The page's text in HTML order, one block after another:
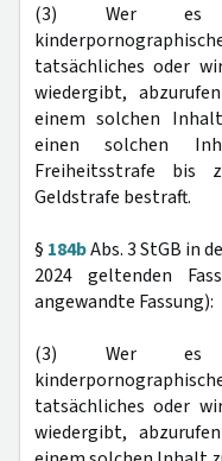
(3) Wer es
tatsächliches oder
wiedergibt,
einem solchen
einen solchen
Freiheitsstrafe bis
Geldstrafe bestraft.
§ 184bAbs. 3 StGB in
2024 geltenden
angewandte Fassung):
(3) Wer es
tatsächliches oder
wiedergibt,